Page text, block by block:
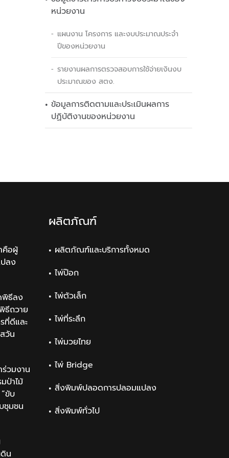
หน่วยงาน
แผนงาน โครงการ และงบประมาณประจำ
ปีของหน่วยงาน
รายงานผลการตรวจสอบการใช้จ่ายเงินงบ
ประมาณของ สตง.
ข้อมูลการติดตามและประเมินผลการ
ปฏิบัติงานของหน่วยงาน
คือผู้
ลง
พิธีลง
ธีถวาย
ที่ดีและ
วัน
วมงาน
ป่าไม้
ขับ
ชุมชน
น
ผลิตภัณฑ์
ผลิตภัณฑ์และบริการทั้งหมด
ไพ่ป๊อก
ไพ่ตัวเล็ก
ไพ่ที่ระลึก
ไพ่มวยไทย
ไพ่ Bridge
สิ่งพิมพ์ปลอดการปลอมแปลง
สิ่งพิมพ์ทั่วไป